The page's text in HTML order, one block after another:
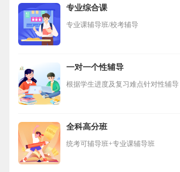
专业综合课
专业课辅导班/校考辅导
一对一个性辅导
根据学生进度及复习难点针对性辅导
全科高分班
统考可辅导班+专业课辅导班